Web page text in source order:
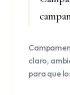
claro,
para que